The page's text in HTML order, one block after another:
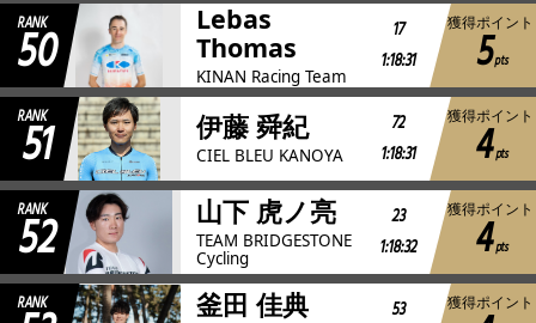
RANK
50
Lebas
Thomas
KINAN Racing Team
17
1:18:31
獲得ポイント
5pts
RANK
51 伊藤 舜紀
CIEL BLEU KANOYA
72
1:18:31
獲得ポイント
4 pts
RANK
52 山下 虎ノ亮
TEAM BRIDGESTONE
Cycling
23
1:18:32
獲得ポイント
4 pts
RANK 釜田 佳典
53
獲得ポイント